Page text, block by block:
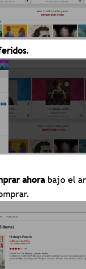
.
ahorabajo el